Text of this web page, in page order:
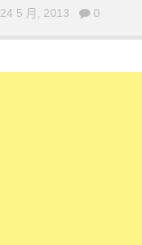
24 5 月, 2013 0